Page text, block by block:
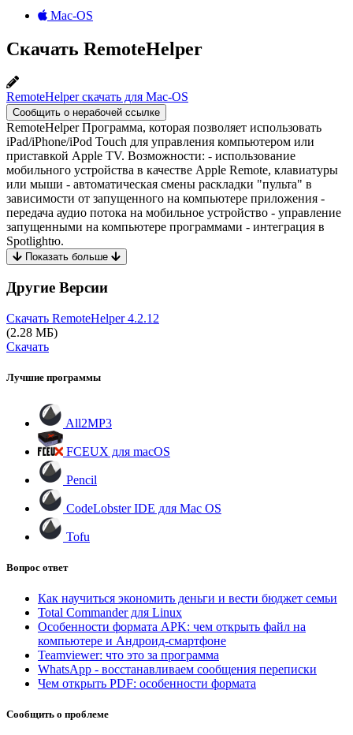
Mac-OS
Скачать RemoteHelper
RemoteHelper скачать для Mac-OS
Сообщить о нерабочей ссылке
RemoteHelper Программа, которая позволяет использовать
iPad/iPhone/iPod Touch для управления компьютером или
приставкой Apple TV. Возможности: - использование
мобильного устройства в качестве Apple Remote, клавиатуры
или мыши - автоматическая смены раскладки "пульта" в
зависимости от запущенного на компьютере приложения -
передача аудио потока на мобильное устройство - управление
запущенными на компьютере программами - интеграция в
Spotlightю.
Показать больше
Другие Версии
Скачать RemoteHelper4.2.12
(2.28 МБ)
Скачать
Лучшие программы
All2MP3
FCEUX для macOS
Pencil
CodeLobster IDE для Mac OS
Tofu
Вопрос ответ
Как научиться экономить деньги и вести бюджет семьи
Total Commander для Linux
Особенности формата APK: чем открыть файл на
компьютере и Андроид-смартфоне
Teamviewer: что это за программа
WhatsApp - восстанавливаем сообщения переписки
Чем открыть PDF: особенности формата
Сообщить о проблеме